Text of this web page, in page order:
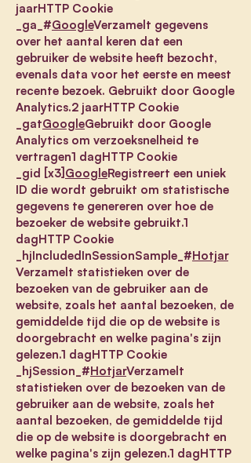
jaarHTTP Cookie
_ga_#GoogleVerzamelt gegevens
over het aantal keren dat een
gebruiker de website heeft bezocht,
evenals data voor het eerste en meest
recente bezoek. Gebruikt door Google
Analytics.2 jaarHTTP Cookie
_gatGoogleGebruikt door Google
Analytics om verzoeksnelheid te
vertragen1 dagHTTP Cookie
_gid [x3] GoogleRegistreert een uniek
ID die wordt gebruikt om statistische
gegevens te genereren over hoe de
bezoeker de website gebruikt.1
dagHTTP Cookie
_hjIncludedInSessionSample_#Hotjar
Verzamelt statistieken over de
bezoeken van de gebruiker aan de
website, zoals het aantal bezoeken, de
gemiddelde tijd die op de website is
doorgebracht en welke pagina's zijn
gelezen.1 dagHTTP Cookie
_hjSession_#HotjarVerzamelt
statistieken over de bezoeken van de
gebruiker aan de website, zoals het
aantal bezoeken, de gemiddelde tijd
die op de website is doorgebracht en
welke pagina's zijn gelezen.1 dagHTTP